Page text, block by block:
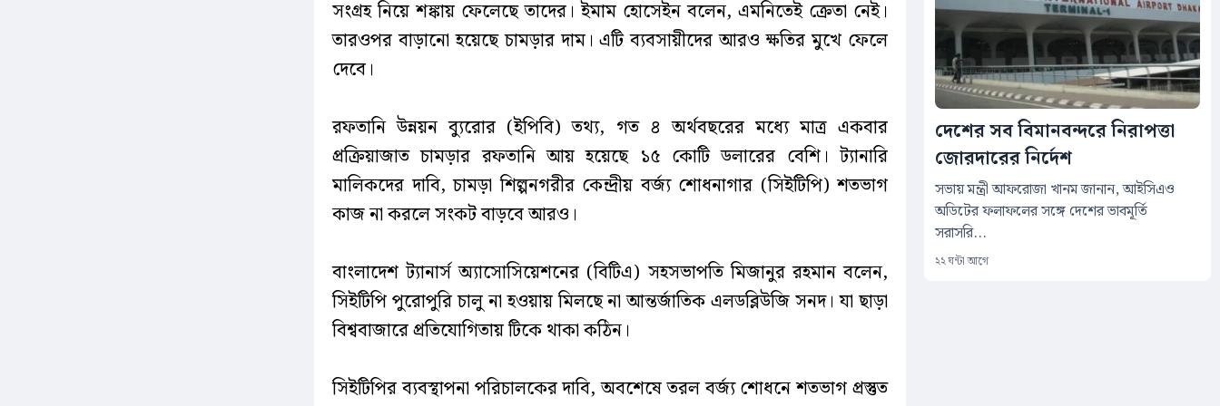
সংগ্রহ নিয়ে শঙ্কায় ফেলেছে তাদের। ইমাম হোসেইন বলেন, এমনিতেই ক্রেতা নেই।
তারওপর বাড়ানো হয়েছে চামড়ার দাম। এটি ব্যবসায়ীদের আরও ক্ষতির মুখে ফেলে
দেবে।
রফতানি উন্নয়ন ব্যুরোর (ইপিবি) তথ্য, গত ৪ অর্থবছরের মধ্যে মাত্র একবার
প্রক্রিয়াজাত চামড়ার রফতানি আয় হয়েছে ১৫ কোটি ডলারের বেশি। ট্যানারি
মালিকদের দাবি, চামড়া শিল্পনগরীর কেন্দ্রীয় বর্জ্য শোধনাগার (সিইটিপি) শতভাগ
কাজ না করলে সংকট বাড়বে আরও।
বাংলাদেশ ট্যানার্স অ্যাসোসিয়েশনের (বিটিএ) সহসভাপতি মিজানুর রহমান বলেন,
সিইটিপি পুরোপুরি চালু না হওয়ায় মিলছে না আন্তর্জাতিক এলডব্লিউজি সনদ। যা ছাড়া
বিশ্ববাজারে প্রতিযোগিতায় টিকে থাকা কঠিন।
সিইটিপির ব্যবস্থাপনা পরিচালকের দাবি, অবশেষে তরল বর্জ্য শোধনে শতভাগ প্রস্তুত
দেশের সব বিমানবন্দরে নিরাপত্তা
জোরদারের নির্দেশ
সভায় মন্ত্রী আফরোজা খানম জানান, আইসিএও
অডিটের ফলাফলের সঙ্গে দেশের ভাবমূর্তি
সরাসরি...
২২ ঘন্টা আগে